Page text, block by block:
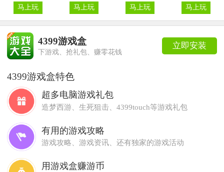
马上玩 马上玩 马上玩 马上玩
立即安装
4399游戏盒
下游戏、抢礼包、赚零花钱
4399游戏盒特色
超多电脑游戏礼包
造梦西游、生死狙击、4399touch等游戏礼包
有用的游戏攻略
游戏攻略、游戏资讯、还有独家的游戏活动
用游戏盒赚游币